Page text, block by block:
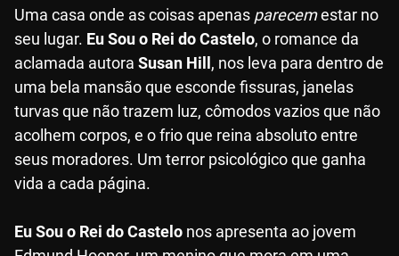
Uma casa onde as coisas apenas parecemestar no
seu lugar. Eu Sou o Rei do Castelo, o romance da
aclamada autora Susan Hill , nos leva para dentro de
uma bela mansão que esconde fissuras, janelas
turvas que não trazem luz, cômodos vazios que não
acolhem corpos, e o frio que reina absoluto entre
seus moradores. Um terror psicológico que ganha
vida a cada página.
Eu Sou o Rei do Castelo nos apresenta ao jovem